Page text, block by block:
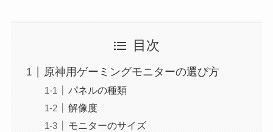
目次
原神用ゲーミングモニターの選び方
パネルの種類
解像度
モニターのサイズ